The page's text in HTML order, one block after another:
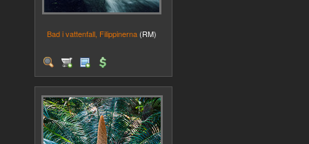
Bad i vattenfall, Filippinerna (RM)